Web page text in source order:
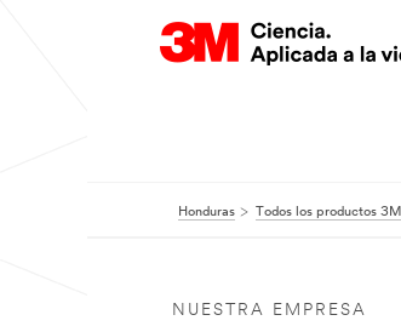
Honduras Todos los productos 3M
NUESTRA EMPRESA